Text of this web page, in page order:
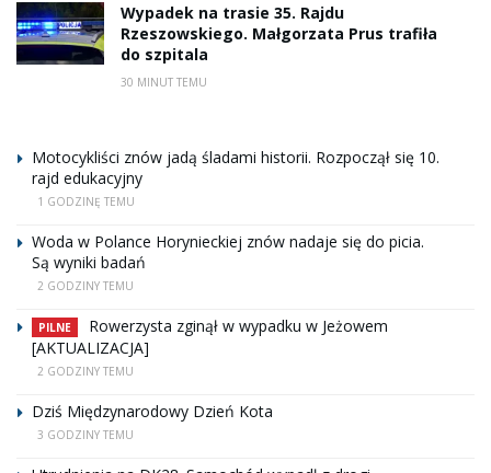
Wypadek na trasie 35. Rajdu
Rzeszowskiego. Małgorzata Prus trafiła
do szpitala
30 MINUT TEMU
Motocykliści znów jadą śladami historii. Rozpoczął się 10.
rajd edukacyjny
1 GODZINĘ TEMU
Woda w Polance Horynieckiej znów nadaje się do picia.
Są wyniki badań
2 GODZINY TEMU
PILNE
Rowerzysta zginął w wypadku w Jeżowem
[AKTUALIZACJA]
2 GODZINY TEMU
Dziś Międzynarodowy Dzień Kota
3 GODZINY TEMU